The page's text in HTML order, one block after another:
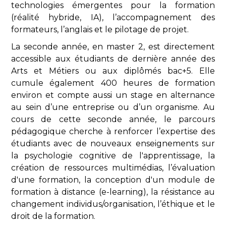
technologies émergentes pour la formation
(réalité hybride, IA), l’accompagnement des
formateurs, l’anglais et le pilotage de projet.
La seconde année, en master 2, est directement
accessible aux étudiants de dernière année des
Arts et Métiers ou aux diplômés bac+5. Elle
cumule également 400 heures de formation
environ et compte aussi un stage en alternance
au sein d’une entreprise ou d’un organisme. Au
cours de cette seconde année, le parcours
pédagogique cherche à renforcer l’expertise des
étudiants avec de nouveaux enseignements sur
la psychologie cognitive de l'apprentissage, la
création de ressources multimédias, l’évaluation
d'une formation, la conception d'un module de
formation à distance (e-learning), la résistance au
changement individus/organisation, l’éthique et le
droit de la formation.